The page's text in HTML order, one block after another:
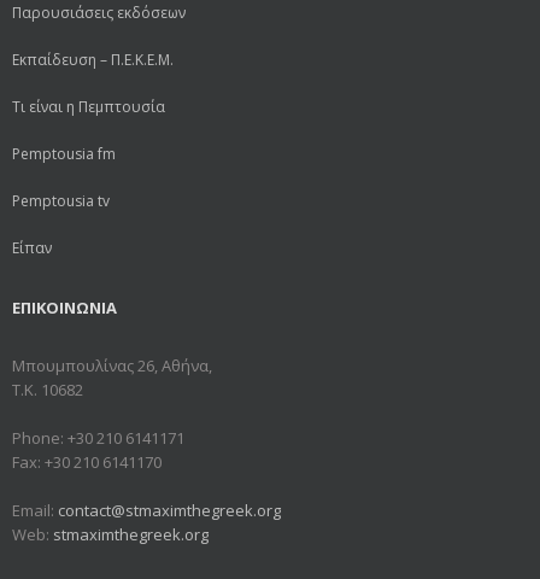
Παρουσιάσεις εκδόσεων
Εκπαίδευση – Π.Ε.Κ.Ε.Μ.
Τι είναι η Πεμπτουσία
Pemptousia fm
Pemptousia tv
Είπαν
ΕΠΙΚΟΙΝΩΝΙΑ
Μπουμπουλίνας 26, Αθήνα,
Τ.Κ. 10682
Phone: +30 210 6141171
Fax: +30 210 6141170
Email: contact@stmaximthegreek.org
Web: stmaximthegreek.org